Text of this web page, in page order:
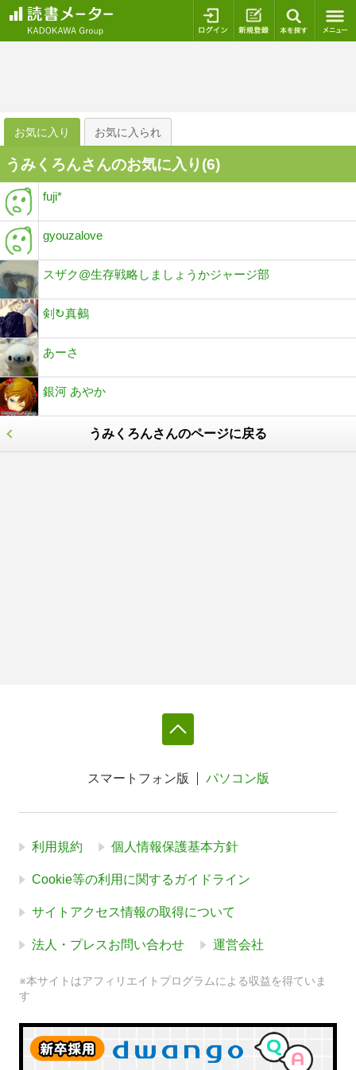
ログイン 新規登録
お気に入り お気に入られ
うみくろんさんのお気に入り(6)
fuji*
gyouzalove
スザク@生存戦略しましょうかジャージ部
剣↻真鵺
あーさ
銀河 あやか
うみくろんさんのページに戻る
スマートフォン版 パソコン版
利用規約 個人情報保護基本方針
Cookie等の利用に関するガイドライン
サイトアクセス情報の取得について
法人・プレスお問い合わせ 運営会社
※本サイトはアフィリエイトプログラムによる収益を得ていま
す